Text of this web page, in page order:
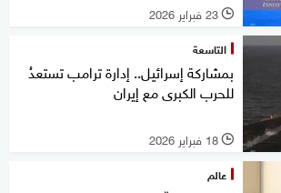
l 23 فبراير 2026
التاسعة
بمشاركة إسرائيل.. إدارة ترامب تستعدُ
للحرب الكبرى مع إيران
l 18 فبراير 2026
عالم